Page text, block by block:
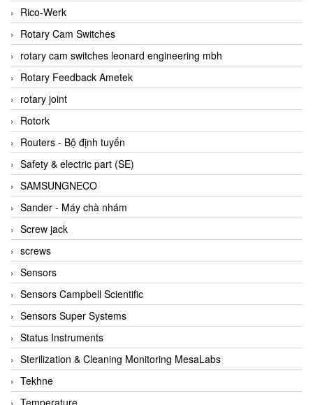
Boneng
Bopp & Reuther Messtechnik
Bosch
Boydcorp
BRAUN Vietnam
Brinkmann Pumpen
BRONKHORST
Brook Instrument
Brooks Instrument Vietnam
Buhler
BURLING INSTRUMENTS
Burster
BUSCHJOST
Calectro
Campbell Scientific
Canneed Vietnam
Cantoni
CAPS
CAREL Parts
Rico-Werk
Rotary Cam Switches
rotary cam switches leonard engineering mbh
Rotary Feedback Ametek
rotary joint
Rotork
Routers - Bộ định tuyến
Safety & electric part (SE)
SAMSUNGNECO
Sander - Máy chà nhám
Screw jack
screws
Sensors
Sensors Campbell Scientific
Sensors Super Systems
Status Instruments
Sterilization & Cleaning Monitoring MesaLabs
Tekhne
Temperature